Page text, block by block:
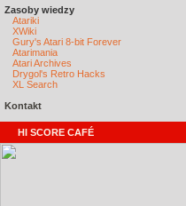
Zasoby wiedzy
Atariki
XWiki
Gury's Atari 8-bit Forever
Atarimania
Atari Archives
Drygol's Retro Hacks
XL Search
Kontakt
HI SCORE CAFÉ